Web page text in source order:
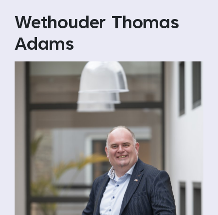
Wethouder Thomas
Adams